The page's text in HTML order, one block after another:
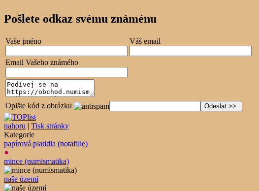
Pošlete odkaz svému známénu
Vaše jméno Váš email
Email Vašeho známého
Opište kód z obrázku
nahoru | Tisk stránky
Kategorie
papírová platidla (notafilie)
mince (numismatika)
naše území